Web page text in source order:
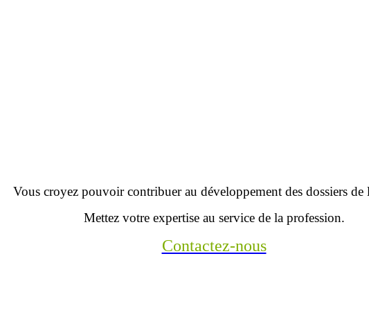
Vous croyez pouvoir contribuer au développement des dossiers
Mettez votre expertise au service de la profession.
Contactez-nous